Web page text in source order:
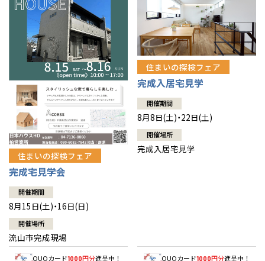
住まいの探検フェア
完成宅見学会
開催期間
8月15日(土)・16日(日)
開催場所
流山市完成現場
QUOカード1000円分進呈中！
住まいの探検フェア
完成入居宅見学
開催期間
8月8日(土)・22日(土)
開催場所
完成入居宅見学
QUOカード1000円分進呈中！